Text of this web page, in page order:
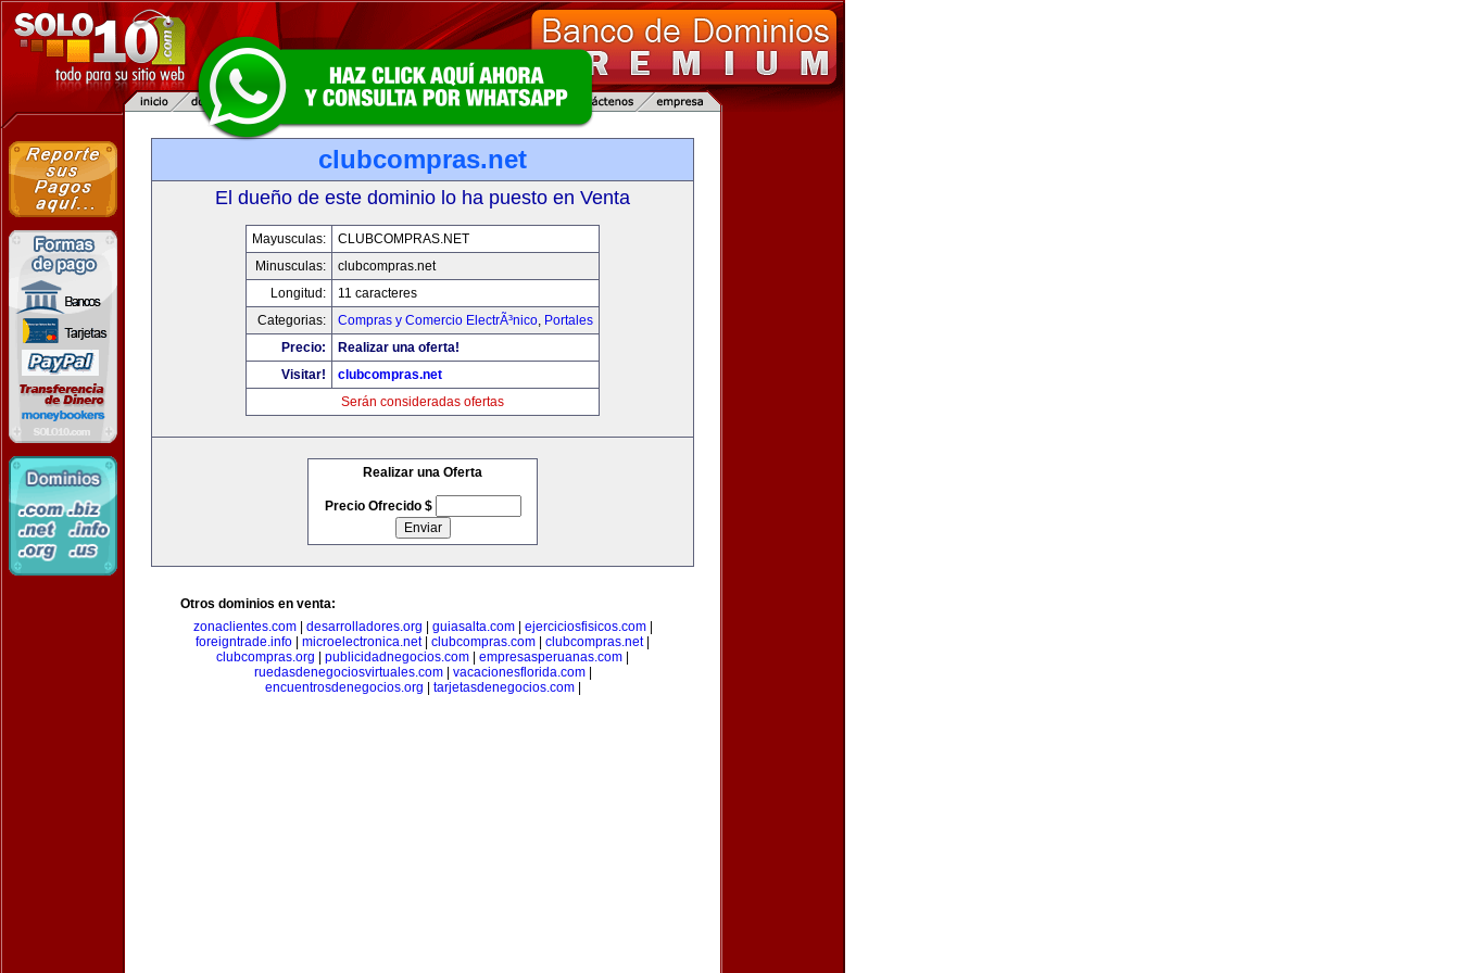
clubcompras.net
El dueño de este dominio lo ha puesto en Venta
Mayusculas:
CLUBCOMPRAS.NET
Minusculas:
clubcompras.net
Longitud:
11 caracteres
Categorias:
Compras y Comercio ElectrÃ³nico, Portales
Precio:
Realizar una oferta!
Visitar!
clubcompras.net
Serán consideradas ofertas
Realizar una Oferta
Precio Ofrecido $
Otros dominios en venta:
zonaclientes.com| desarrolladores.org guiasalta.com| ejerciciosfisicos.com|
foreigntrade.info
microelectronica.net| clubcompras.com clubcompras.net|
clubcompras.org
publicidadnegocios.com empresasperuanas.com
ruedasdenegociosvirtuales.com| vacacionesflorida.com|
encuentrosdenegocios.org
tarjetasdenegocios.com|